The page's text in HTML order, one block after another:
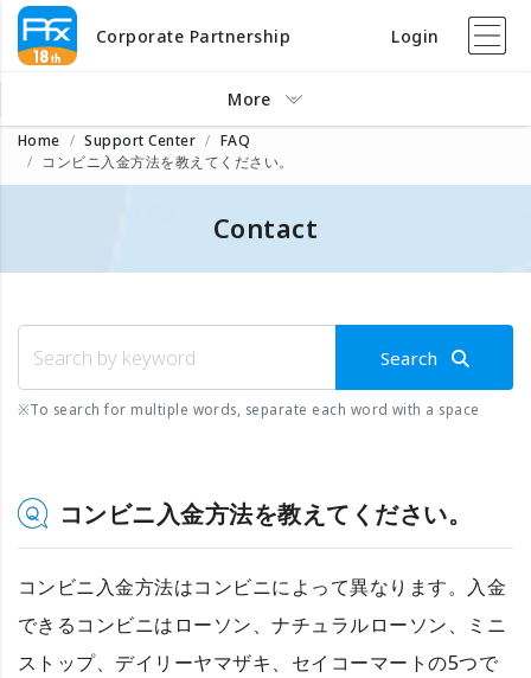
Corporate Partnership Login
More
Home Support Center
FAQ
コンビニ入金方法を教えてください。
Contact
Search
※To search for multiple words, separate each word with a space
コンビニ入金方法を教えてください。
コンビニ入金方法はコンビニによって異なります。入金
できるコンビニはローソン、ナチュラルローソン、ミニ
ストップ、デイリーヤマザキ、セイコーマートの5つで